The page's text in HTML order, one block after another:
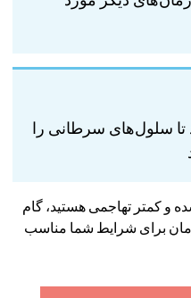
سلول‌های سرطانی را
کمتر تهاجمی هستید، گام
برای شرایط شما مناسب